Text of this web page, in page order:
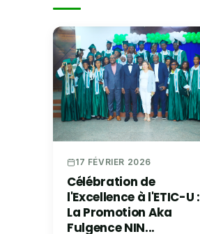
17 FÉVRIER 2026
Célébration de
l'Excellence à l'ETIC-U :
La Promotion Aka
Fulgence NIN...